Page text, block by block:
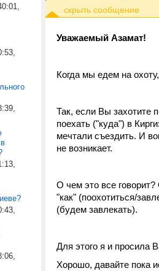
Уважаемый Азамат!
Когда мы едем на
Так, если Вы захотите
поехать ("куда") в
мечтали съездить. И
не возникает.
О чем это все
"как" (поохотиться/
(будем завлекать).
Для этого я и просила
Хорошо, давайте пока